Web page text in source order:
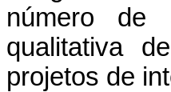
número de
qualitativa
projetos de